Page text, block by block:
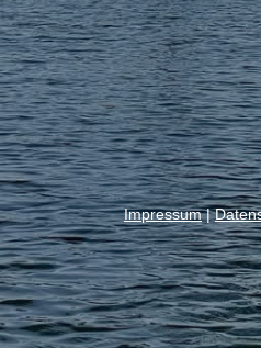
Impressum|